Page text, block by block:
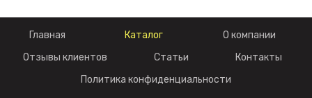
в
Липецке
Главная Каталог
О компании
Отзывы клиентов
Статьи
Контакты
Политика конфиденциальности